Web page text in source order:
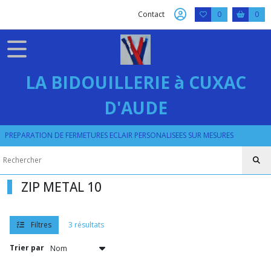
Contact 0 0
LA BIDOUILLERIE à CUXAC
D'AUDE
PREPARATION DE FERMETURES ECLAIR PERSONALISEES SUR MESURES
ZIP METAL 10
Filtres 3 résultats
Trier par
FILTRES
METAL
ZIP
10
les
résultats